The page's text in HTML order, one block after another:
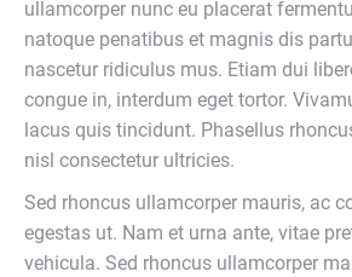
ullamcorper nunc eu placerat
natoque penatibus et magnis dis
nascetur ridiculus mus. Etiam dui
congue in, interdum eget tortor.
lacus quis tincidunt. Phasellus
nisl consectetur ultricies.
Sed rhoncus ullamcorper mauris, ac
egestas ut. Nam et urna ante, vitae
vehicula. Sed rhoncus ullamcorper